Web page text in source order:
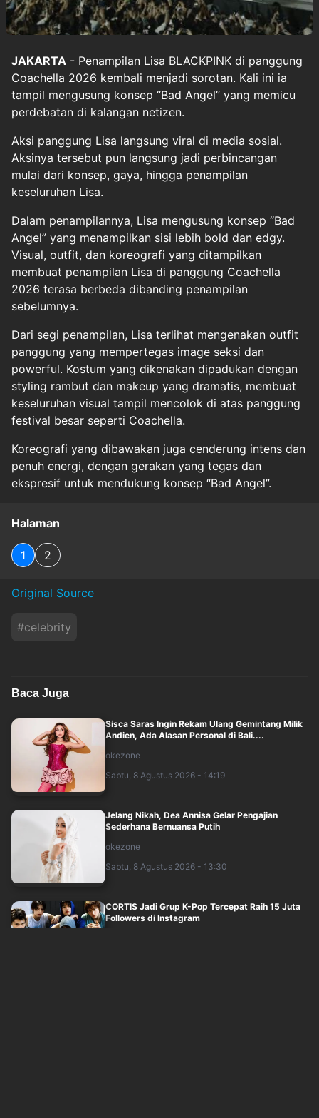
JAKARTA - Penampilan Lisa BLACKPINK di panggung
Coachella 2026 kembali menjadi sorotan. Kali ini ia
tampil mengusung konsep “Bad Angel” yang memicu
perdebatan di kalangan netizen.
Aksi panggung Lisa langsung viral di media sosial.
Aksinya tersebut pun langsung jadi perbincangan
mulai dari konsep, gaya, hingga penampilan
keseluruhan Lisa.
Dalam penampilannya, Lisa mengusung konsep “Bad
Angel” yang menampilkan sisi lebih bold dan edgy.
Visual, outfit, dan koreografi yang ditampilkan
membuat penampilan Lisa di panggung Coachella
2026 terasa berbeda dibanding penampilan
sebelumnya.
Dari segi penampilan, Lisa terlihat mengenakan outfit
panggung yang mempertegas image seksi dan
powerful. Kostum yang dikenakan dipadukan dengan
styling rambut dan makeup yang dramatis, membuat
keseluruhan visual tampil mencolok di atas panggung
festival besar seperti Coachella.
Koreografi yang dibawakan juga cenderung intens dan
penuh energi, dengan gerakan yang tegas dan
ekspresif untuk mendukung konsep “Bad Angel”.
Halaman
1 2
Original Source
#celebrity
Baca Juga
Sisca Saras Ingin Rekam Ulang Gemintang Milik
Andien, Ada Alasan Personal di Bali....
okezone
Sabtu, 8 Agustus 2026 - 14:19
Jelang Nikah, Dea Annisa Gelar Pengajian
Sederhana Bernuansa Putih
okezone
Sabtu, 8 Agustus 2026 - 13:30
CORTIS Jadi Grup K-Pop Tercepat Raih 15 Juta
Followers di Instagram